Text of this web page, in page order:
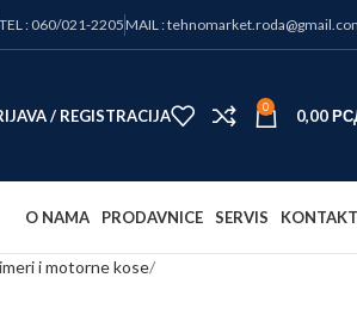
TEL : 060/021-2205MAIL :
/ REGISTRACIJA 0 0,00
O NAMA PRODAVNICE SERVIS KONTAKT
i motorne kose